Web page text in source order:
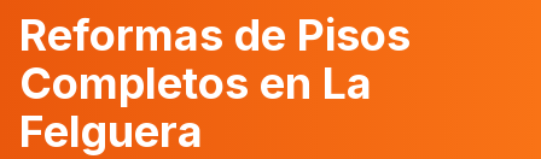
Reformas de Pisos
Completos en La
Felguera